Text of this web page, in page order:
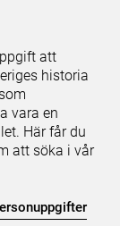
att
historia
vara en
Här får du
att söka i vår